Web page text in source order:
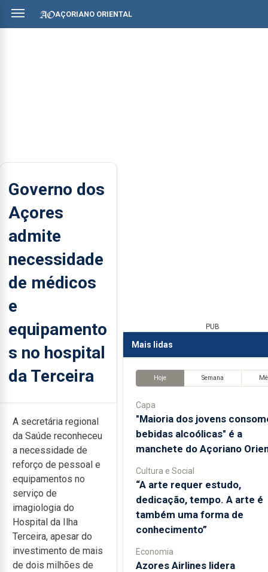
AÇORIANO ORIENTAL
Governo dos
Açores
admite
necessidade
de médicos
e
equipamento
s no hospital
da Terceira
A secretária regional
da Saúde reconheceu
a necessidade de
reforço de pessoal e
equipamentos no
serviço de
imagiologia do
Hospital da Ilha
Terceira, apesar do
investimento de mais
de dois milhões de
PUB
Mais lidas
Hoje Semana
Capa
"Maioria dos jovens
bebidas alcoólicas" é a
manchete do Açoriano
Cultura e Social
“A arte requer estudo,
dedicação, tempo. A arte é
também uma forma de
conhecimento”
Economia
Azores Airlines lidera